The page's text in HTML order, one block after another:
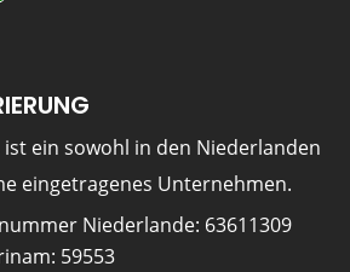
ein sowohl in den Niederlanden
eingetragenes Unternehmen.
Niederlande: 63611309
59553